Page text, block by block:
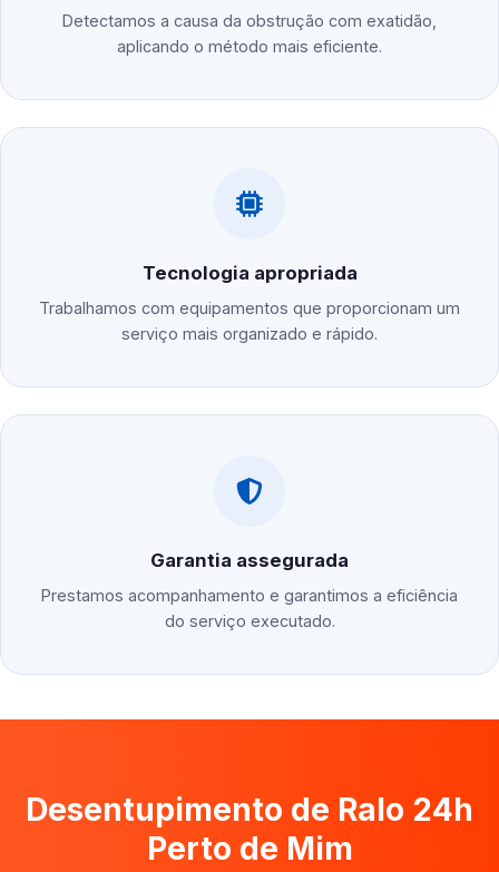
Detectamos a causa da obstrução com exatidão,
aplicando o método mais eficiente.
Tecnologia apropriada
Trabalhamos com equipamentos que proporcionam um
serviço mais organizado e rápido.
Garantia assegurada
Prestamos acompanhamento e garantimos a eficiência
do serviço executado.
Desentupimento de Ralo 24h
Perto de Mim